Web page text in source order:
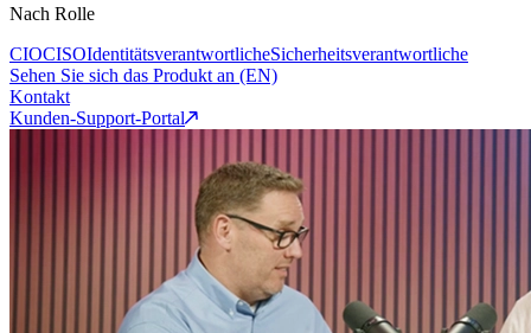
Nach Rolle
CIOCISOIdentitätsverantwortlicheSicherheitsverantwortliche
Sehen Sie sich das Produkt an (EN)
Kontakt
Kunden-Support-Portal